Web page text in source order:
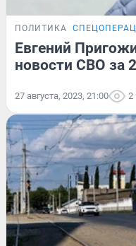
ПОЛИТИКА
Евгений
новости СВО за
27 августа, 2023, 21:00 2